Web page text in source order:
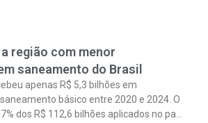
região com menor
saneamento do Brasil
apenas R$ 5,3 bilhões em
básico entre 2020 e 2024. O
dos R$ 112,6 bilhões aplicados no país